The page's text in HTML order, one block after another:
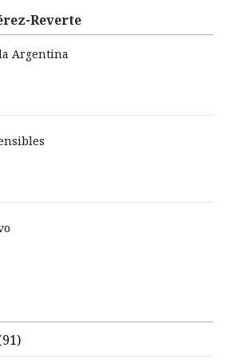
Reverte
Argentina